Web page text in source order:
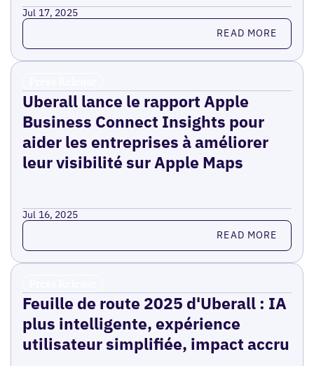
Jul 17, 2025
Read more READ MORE
Uberall lance le rapport Apple
Business Connect Insights pour
aider les entreprises à améliorer
leur visibilité sur Apple Maps
Jul 16, 2025
Read more READ MORE
Feuille de route 2025 d'Uberall : IA
plus intelligente, expérience
utilisateur simplifiée, impact accru